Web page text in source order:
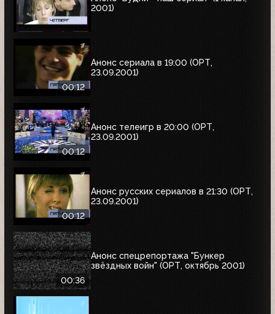
2001)
00:12
Анонс сериала в 19:00 (ОРТ,
23.09.2001)
00:12
Анонс телеигр в 20:00 (ОРТ,
23.09.2001)
00:12
Анонс русских сериалов в 21:30 (ОРТ,
23.09.2001)
00:36
Анонс спецрепортажа "Бункер
звёздных войн" (ОРТ, октябрь 2001)